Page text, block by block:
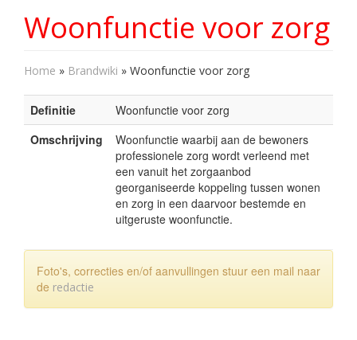
Woonfunctie voor zorg
Home » Brandwiki » Woonfunctie voor zorg
Definitie
Woonfunctie voor zorg
Omschrijving
Woonfunctie waarbij aan de bewoners
professionele zorg wordt verleend met
een vanuit het zorgaanbod
georganiseerde koppeling tussen wonen
en zorg in een daarvoor bestemde en
uitgeruste woonfunctie.
Foto's, correcties en/of aanvullingen stuur een mail naar
de redactie